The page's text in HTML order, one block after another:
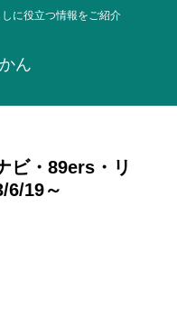
に役立つ情報をご紹介
ん
ビ・89ers・リ
6/19～